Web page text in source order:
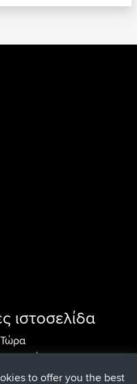
ιστοσελίδα
Τώρα
από 6 hrs, 44 min
από 10 hrs, 24 min
to offer you the best